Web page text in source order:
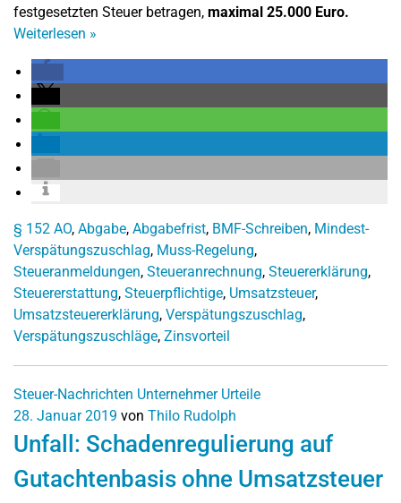
festgesetzten Steuer betragen, maximal 25.000 Euro.
Weiterlesen »
§ 152 AO, Abgabe, Abgabefrist, BMF-Schreiben, Mindest-
Verspätungszuschlag, Muss-Regelung,
Steueranmeldungen, Steueranrechnung, Steuererklärung,
Steuererstattung, Steuerpflichtige, Umsatzsteuer,
Umsatzsteuererklärung, Verspätungszuschlag,
Verspätungszuschläge, Zinsvorteil
Steuer-Nachrichten Unternehmer Urteile
28. Januar 2019 von Thilo Rudolph
Unfall: Schadenregulierung auf
Gutachtenbasis ohne Umsatzsteuer